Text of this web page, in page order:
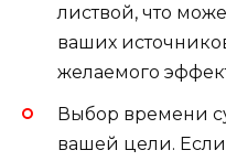
листвой, что
ваших
желаемого
Выбор времени
вашей цели. Если